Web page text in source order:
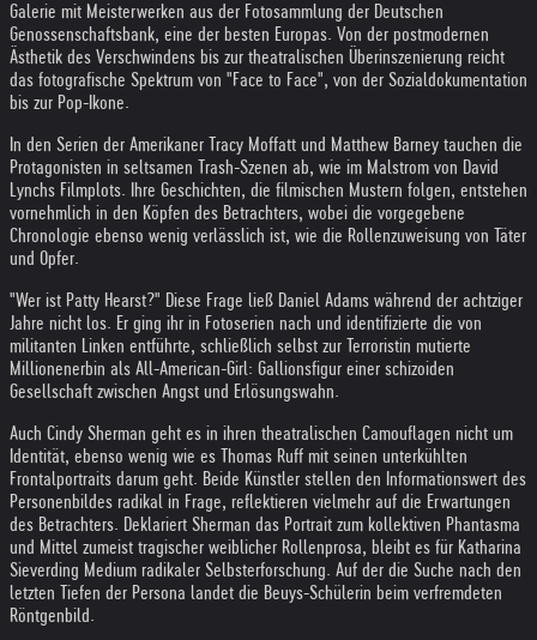
Galerie mit Meisterwerken aus der Fotosammlung der Deutschen
Genossenschaftsbank, eine der besten Europas. Von der postmodernen
Ästhetik des Verschwindens bis zur theatralischen Überinszenierung reicht
das fotografische Spektrum von "Face to Face", von der Sozialdokumentation
bis zur Pop-Ikone.
In den Serien der Amerikaner Tracy Moffatt und Matthew Barney tauchen die
Protagonisten in seltsamen Trash-Szenen ab, wie im Malstrom von David
Lynchs Filmplots. Ihre Geschichten, die filmischen Mustern folgen, entstehen
vornehmlich in den Köpfen des Betrachters, wobei die vorgegebene
Chronologie ebenso wenig verlässlich ist, wie die Rollenzuweisung von Täter
und Opfer.
"Wer ist Patty Hearst?" Diese Frage ließ Daniel Adams während der achtziger
Jahre nicht los. Er ging ihr in Fotoserien nach und identifizierte die von
militanten Linken entführte, schließlich selbst zur Terroristin mutierte
Millionenerbin als All-American-Girl: Gallionsfigur einer schizoiden
Gesellschaft zwischen Angst und Erlösungswahn.
Auch Cindy Sherman geht es in ihren theatralischen Camouflagen nicht um
Identität, ebenso wenig wie es Thomas Ruff mit seinen unterkühlten
Frontalportraits darum geht. Beide Künstler stellen den Informationswert des
Personenbildes radikal in Frage, reflektieren vielmehr auf die Erwartungen
des Betrachters. Deklariert Sherman das Portrait zum kollektiven Phantasma
und Mittel zumeist tragischer weiblicher Rollenprosa, bleibt es für Katharina
Sieverding Medium radikaler Selbsterforschung. Auf der die Suche nach den
letzten Tiefen der Persona landet die Beuys-Schülerin beim verfremdeten
Röntgenbild.